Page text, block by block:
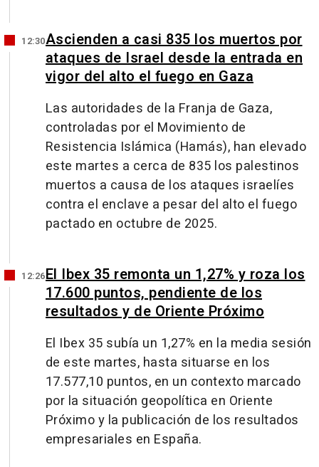
12:30Ascienden a casi 835 los muertos por
ataques de Israel desde la entrada en
vigor del alto el fuego en Gaza
Las autoridades de la Franja de Gaza,
controladas por el Movimiento de
Resistencia Islámica (Hamás), han elevado
este martes a cerca de 835 los palestinos
muertos a causa de los ataques israelíes
contra el enclave a pesar del alto el fuego
pactado en octubre de 2025.
12:26El Ibex 35 remonta un 1,27% y roza los
17.600 puntos, pendiente de los
resultados y de Oriente Próximo
El Ibex 35 subía un 1,27% en la media sesión
de este martes, hasta situarse en los
17.577,10 puntos, en un contexto marcado
por la situación geopolítica en Oriente
Próximo y la publicación de los resultados
empresariales en España.